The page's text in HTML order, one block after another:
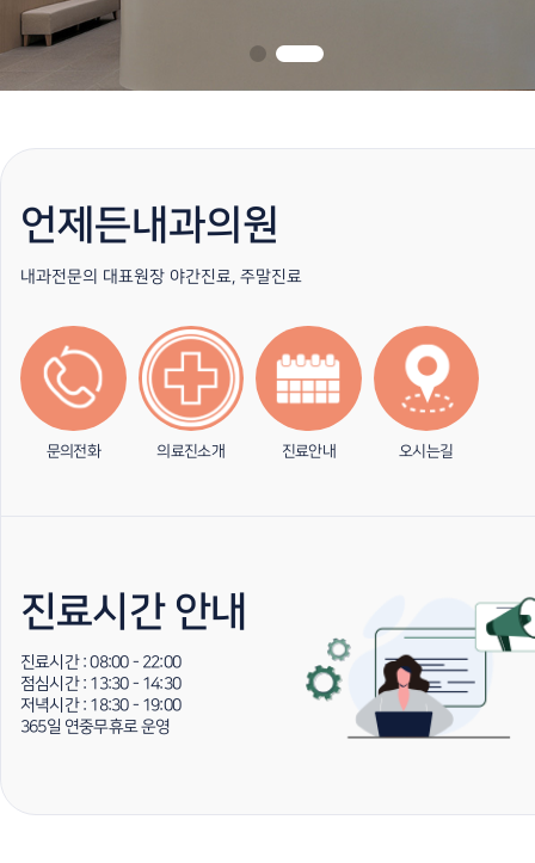
언제든내과의원
내과전문의 대표원장 야간진료, 주말진료
문의전화 의료진소개 진료안내 오시는길
진료시간 안내
진료시간 : 08:00 - 22:00
점심시간 : 13:30 - 14:30
저녁시간 : 18:30 - 19:00
365일 연중무휴로 운영